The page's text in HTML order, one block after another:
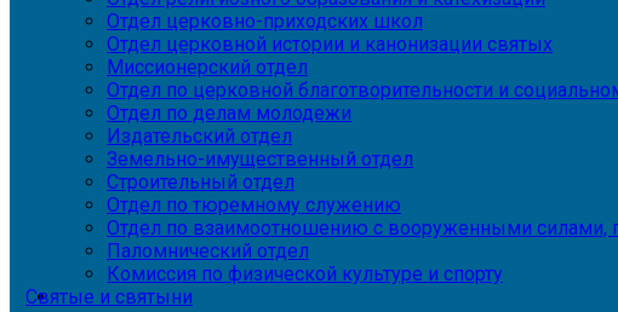
Отдел церковно-приходских школ
Отдел церковной истории и канонизации святых
Миссионерский отдел
Отдел по церковной благотворительности и
Отдел по делам молодежи
Издательский отдел
Земельно-имущественный отдел
Строительный отдел
Отдел по тюремному служению
Отдел по взаимоотношению с вооруженными силами,
Паломнический отдел
Комиссия по физической культуре и спорту
Святые и святыни